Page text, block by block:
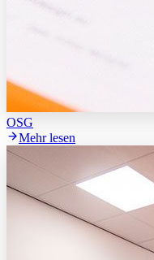
OSG
Mehr lesen